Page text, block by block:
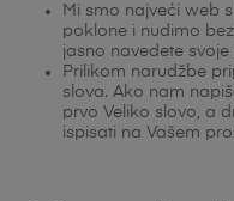
Mi smo najveći web
poklone i nudimo
jasno navedete svoje
Prilikom narudžbe
slova. Ako nam
prvo Veliko slovo, a
ispisati na Vašem